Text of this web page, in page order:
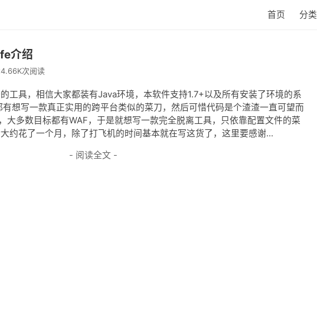
首页 分类
介绍
次阅读
工具，相信大家都装有Java环境，本软件支持1.7+以及所有安装了环境的系
想写一款真正实用的跨平台类似的菜刀，然后可惜代码是个渣渣一直可望而
大多数目标都有WAF，于是就想写一款完全脱离工具，只依靠配置文件的菜
约花了一个月，除了打飞机的时间基本就在写这货了，这里要感谢...
- 阅读全文 -